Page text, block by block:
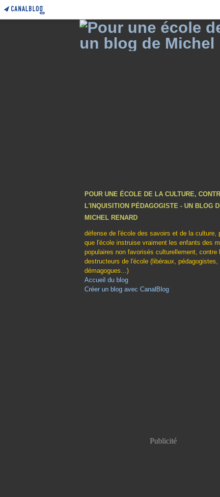
POUR UNE ÉCOLE DE LA CULTURE,
L'INQUISITION PÉDAGOGISTE - UN BLOG
MICHEL RENARD
défense de l'école des savoirs et de la culture,
que l'école instruise vraiment les enfants des
populaires non favorisés culturellement, contre
destructeurs de l'école (libéraux, pédagogistes,
démagogues...)
Accueil du blog
Créer un blog avec CanalBlog
Publicité